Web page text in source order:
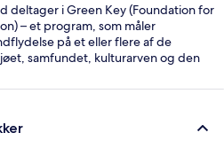
deltager i Green Key (Foundation for
– et program, som måler
på et eller flere af de
samfundet, kulturarven og den